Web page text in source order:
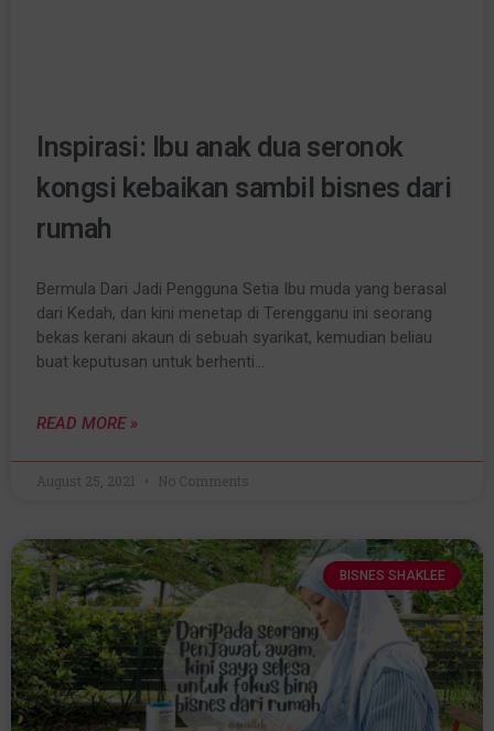
Inspirasi: Ibu anak dua seronok
kongsi kebaikan sambil bisnes dari
rumah
Bermula Dari Jadi Pengguna Setia Ibu muda yang berasal
dari Kedah, dan kini menetap di Terengganu ini seorang
bekas kerani akaun di sebuah syarikat, kemudian beliau
buat keputusan untuk berhenti…
READ MORE »
August 25, 2021 No Comments
BISNES SHAKLEE